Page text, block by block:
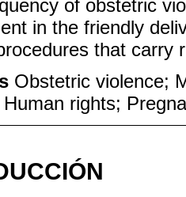
of obstetric
in the friendly
that carry
Obstetric violence;
rights;